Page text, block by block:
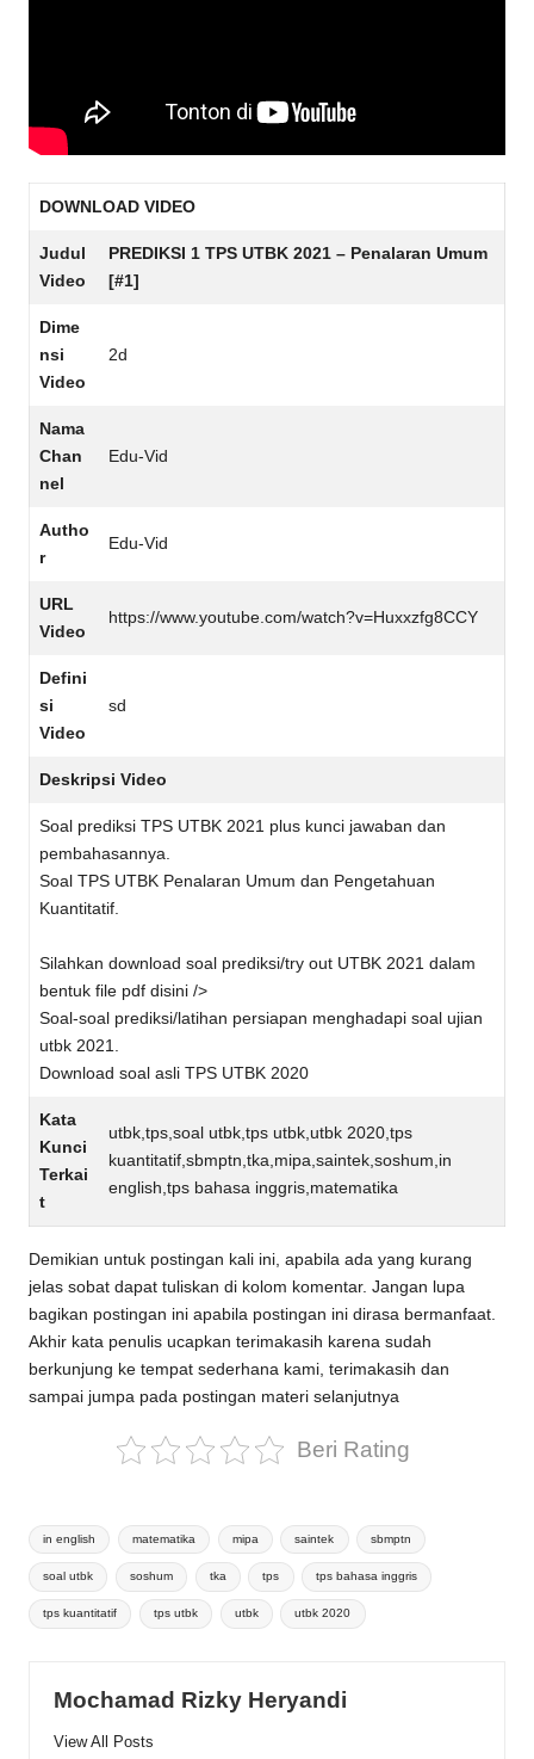
DOWNLOAD VIDEO
Judul
Video
PREDIKSI 1 TPS UTBK 2021 – Penalaran Umum
[#1]
Dime
nsi
Video
2d
Nama
Chan
nel
Edu-Vid
Autho
r
Edu-Vid
URL
Video
https://www.youtube.com/watch?v=Huxxzfg8CCY
Defini
si
Video
sd
Deskripsi Video
Soal prediksi TPS UTBK 2021 plus kunci jawaban dan
pembahasannya.
Soal TPS UTBK Penalaran Umum dan Pengetahuan
Kuantitatif.
Silahkan download soal prediksi/try out UTBK 2021 dalam
bentuk file pdf disini />
Soal-soal prediksi/latihan persiapan menghadapi soal ujian
utbk 2021.
Download soal asli TPS UTBK 2020
Kata
Kunci
Terkai
t
utbk,tps,soal utbk,tps utbk,utbk 2020,tps
kuantitatif,sbmptn,tka,mipa,saintek,soshum,in
english,tps bahasa inggris,matematika
Demikian untuk postingan kali ini, apabila ada yang kurang
jelas sobat dapat tuliskan di kolom komentar. Jangan lupa
bagikan postingan ini apabila postingan ini dirasa bermanfaat.
Akhir kata penulis ucapkan terimakasih karena sudah
berkunjung ke tempat sederhana kami, terimakasih dan
sampai jumpa pada postingan materi selanjutnya
Beri Rating
Tags:
in english matematika mipa saintek sbmptn
soal utbk soshum tka tps tps bahasa inggris
tps kuantitatif tps utbk utbk utbk 2020
Mochamad Rizky Heryandi
View All Posts